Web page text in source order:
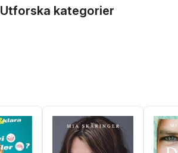
Utforska kategorier